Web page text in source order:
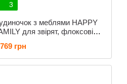
3
з меблями HAPPY
для звірят, флоксові
012-03
грн